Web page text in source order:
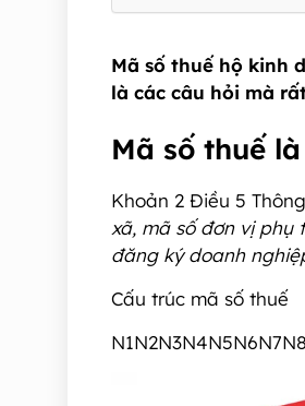
Mã số thuế hộ kinh
là các câu hỏi mà
Mã số thuế
Khoản 2 Điều 5
xã, mã số đơn vị phụ
đăng ký doanh
Cấu trúc mã số thuế